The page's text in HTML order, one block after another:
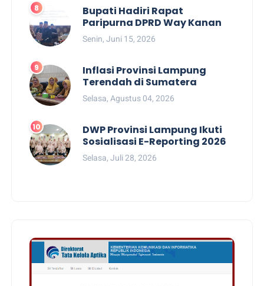
Bupati Hadiri Rapat
Paripurna DPRD Way Kanan
Senin, Juni 15, 2026
Inflasi Provinsi Lampung
Terendah di Sumatera
Selasa, Agustus 04, 2026
DWP Provinsi Lampung Ikuti
Sosialisasi E-Reporting 2026
Selasa, Juli 28, 2026